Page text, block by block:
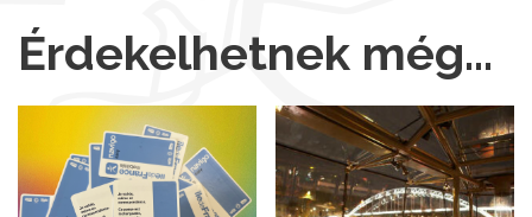
Érdekelhetnek még…